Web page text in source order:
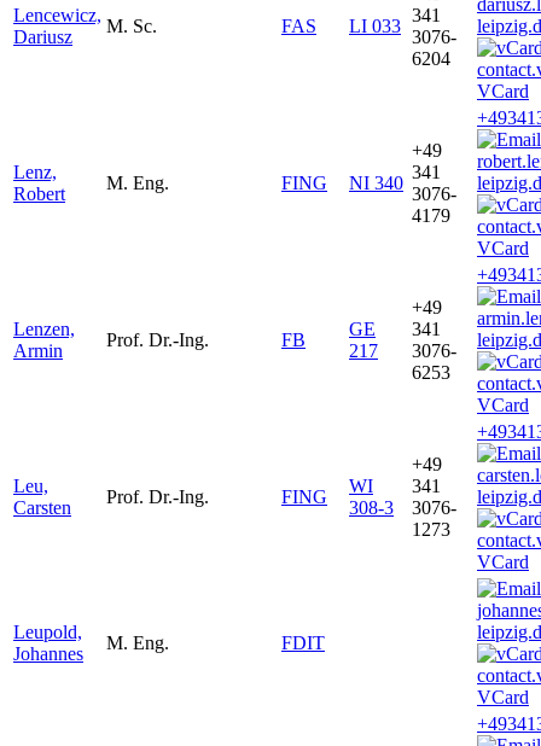
Lencewicz,
Dariusz
M. Sc. FAS LI 033
341
3076-
6204
VCard
Lenz,
Robert
M. Eng. FING NI 340
+49
341
3076-
4179
VCard
Lenzen,
Armin
Prof. Dr.-Ing. FB
GE
217
+49
341
3076-
6253
VCard
Leu,
Carsten
Prof. Dr.-Ing. FING
WI
308-3
+49
341
3076-
1273
VCard
Leupold,
Johannes
M. Eng. FDIT
VCard